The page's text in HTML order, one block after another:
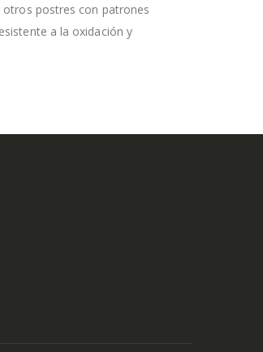
otros postres con patrones
a la oxidación y